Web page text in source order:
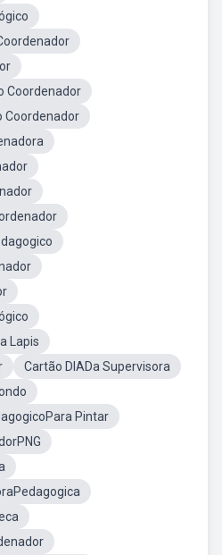
Coordenador
Coordenador
Lapis
Cartão DIADa Supervisora
Pintar